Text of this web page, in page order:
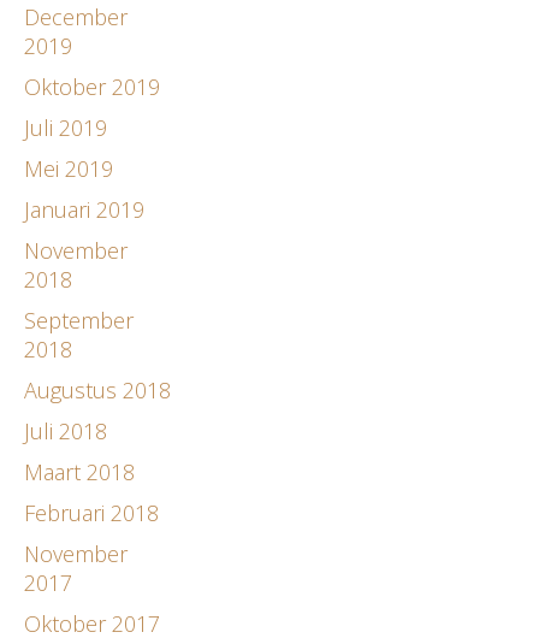
December
2019
Oktober 2019
Juli 2019
Mei 2019
Januari 2019
November
2018
September
2018
Augustus 2018
Juli 2018
Maart 2018
Februari 2018
November
2017
Oktober 2017